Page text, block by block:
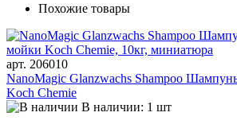
Похожие товары
арт. 206010
NanoMagic Glanzwachs Shampoo
Koch Chemie
В наличии: 1 шт